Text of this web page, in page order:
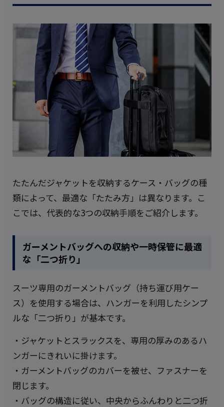
たたんだジャケットを収納するケース・バッグの種
類によって、最適な「たたみ方」は異なります。こ
こでは、代表的な3つの収納手順をご紹介します。
ガーメントバッグへの収納や一時保管に最適
な「二つ折り」
スーツ専用のガーメントバッグ（持ち運び用ケー
ス）を使用する場合は、ハンガーを利用したシンプ
ルな「二つ折り」が基本です。
・ジャケットとスラックスを、専用の厚みのあるハ
ンガーにきれいに掛けます。
・ガーメントバッグのカバーを被せ、ファスナーを
閉じます。
・バッグの構造に従い、中央からふんわりと二つ折